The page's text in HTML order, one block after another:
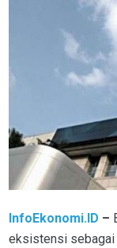
InfoEkonomi.ID –
eksistensi sebagai